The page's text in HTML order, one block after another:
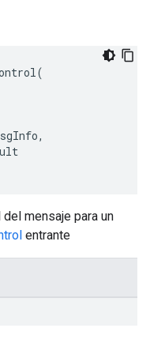
(
,
mensaje para un
entrante